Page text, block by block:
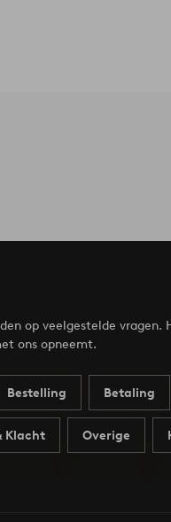
cm.
Als je een gevoelige
op veelgestelde
ons opneemt.
Bestelling Betaling
Klacht Overige